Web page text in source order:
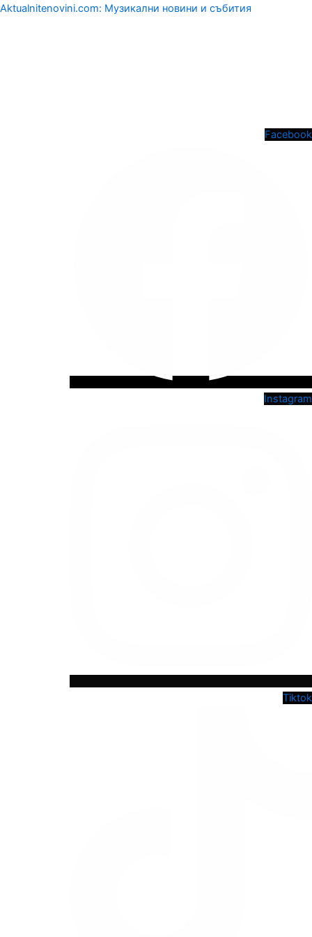
Aktualnitenovini.com: Музикални новини и събития
Facebook
Instagram
Tiktok
Menu